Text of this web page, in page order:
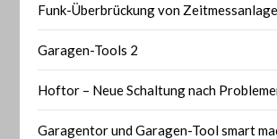
Funk-Überbrückung von Zeitmessanlage
Garagen-Tools 2
Hoftor – Neue Schaltung nach
Garagentor und Garagen-Tool smart